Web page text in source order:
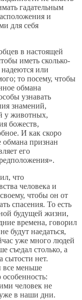
гадательным
и
для себя
в настоящей
иметь сколько-
или
то посему, чтобы
обмана
узнавать
знамений,
у животных,
божеств,
И как скоро
обмана признан
его
что
человека и
чтобы он от
спасения. То есть
будущей жизни,
времена, говорил
будут наедаться,
уже много людей
съедал столько, а
сытости нет.
все меньше
человек не
в наши дни.